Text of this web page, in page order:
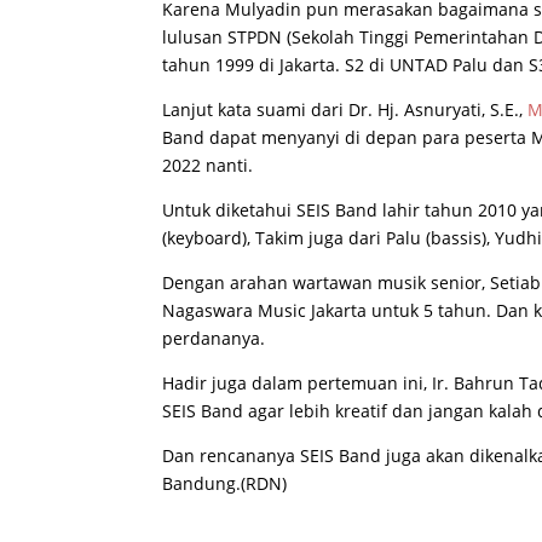
Karena Mulyadin pun merasakan
lulusan STPDN (Sekolah Tinggi
tahun 1999 di Jakarta. S2 di UNTAD Palu dan
Lanjut kata suami dari Dr. Hj. Asnuryati, S.E.,
Band dapat menyanyi di depan para peserta
2022 nanti.
Untuk diketahui SEIS Band lahir tahun 2010
(keyboard), Takim juga dari Palu (bassis),
Dengan arahan wartawan musik senior,
Nagaswara Music Jakarta untuk 5 tahun.
perdananya.
Hadir juga dalam pertemuan ini, Ir. Bahrun
SEIS Band agar lebih kreatif dan jangan
Dan rencananya SEIS Band juga akan
Bandung.(RDN)